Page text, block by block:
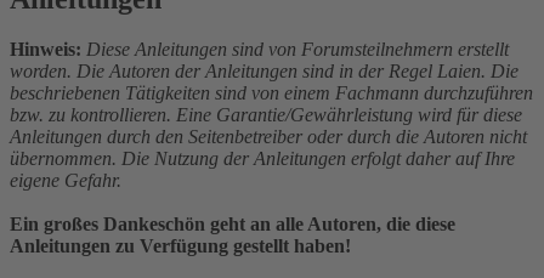
Hinweis: Diese Anleitungen sind von Forumsteilnehmern erstellt
worden. Die Autoren der Anleitungen sind in der Regel Laien. Die
beschriebenen Tätigkeiten sind von einem Fachmann durchzuführen
bzw. zu kontrollieren. Eine Garantie/Gewährleistung wird für diese
Anleitungen durch den Seitenbetreiber oder durch die Autoren nicht
übernommen. Die Nutzung der Anleitungen erfolgt daher auf Ihre
eigene Gefahr.
Ein großes Dankeschön geht an alle Autoren, die diese
Anleitungen zu Verfügung gestellt haben!